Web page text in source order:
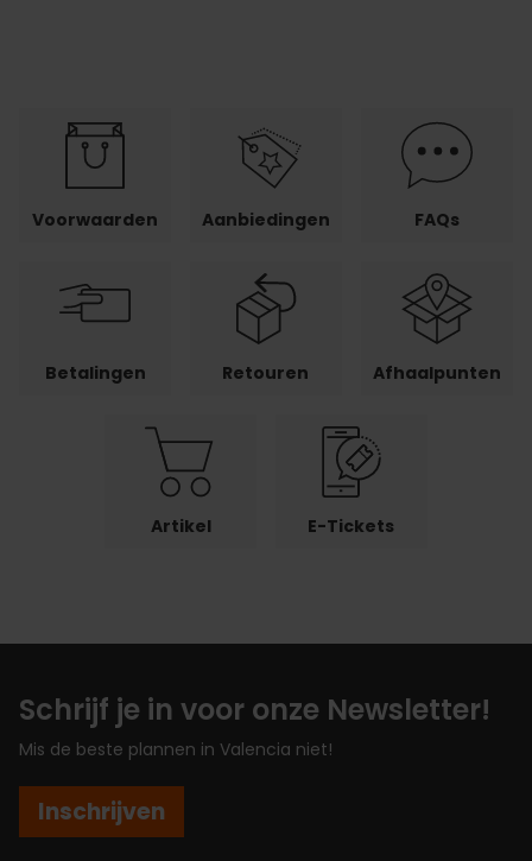
Voorwaarden Aanbiedingen FAQs
Betalingen Retouren Afhaalpunten
Artikel E-Tickets
Schrijf je in voor onze Newsletter!
Mis de beste plannen in Valencia niet!
Inschrijven